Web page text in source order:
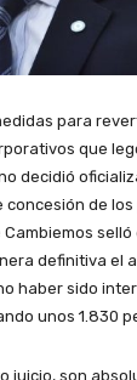
para
que
decidió
de los
selló
definitiva el
haber sido
unos 1.830
juicio, son